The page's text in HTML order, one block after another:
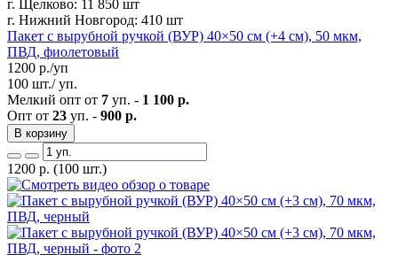
г. Щелково: 11 850 шт
г. Нижний Новгород: 410 шт
Пакет с вырубной ручкой (ВУР) 40×50 см (+4 см), 50 мкм,
ПВД, фиолетовый
1200 р./уп
100 шт./ уп.
Мелкий опт от 7 уп. - 1 100 р.
Опт от 23 уп. - 900 р.
В корзину
1200 р. (100 шт.)